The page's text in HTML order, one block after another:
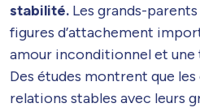
stabilité. Les grands-
figures d’attachement
amour inconditionnel et une
Des études montrent que
relations stables avec leurs